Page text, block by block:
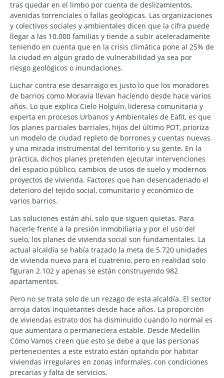
tras quedar en el limbo por cuenta de deslizamientos,
avenidas torrenciales o fallas geológicas. Las organizaciones
y colectivos sociales y ambientales dicen que la cifra puede
llegar a las 10.000 familias y tiende a subir aceleradamente
teniendo en cuenta que en la crisis climática pone al 25% de
la ciudad en algún grado de vulnerabilidad ya sea por
riesgo geológicos o inundaciones.
Luchar contra ese desarraigo es justo lo que los moradores
de barrios como Moravia llevan haciendo desde hace varios
años. Lo que explica Cielo Holguín, lideresa comunitaria y
experta en procesos Urbanos y Ambientales de Eafit, es que
los planes parciales barriales, hijos del último POT, prioriza
un modelo de ciudad repleto de borrones y cuentas nuevas
y una mirada instrumental del territorio y su gente. En la
práctica, dichos planes pretenden ejecutar intervenciones
del espacio público, cambios de usos de suelo y modernos
proyectos de vivienda. Factores que han desencadenado el
deterioro del tejido social, comunitario y económico de
varios barrios.
Las soluciones están ahí, solo que siguen quietas. Para
hacerle frente a la presión inmobiliaria y por el uso del
suelo, los planes de vivienda social son fundamentales. La
actual alcaldía se había trazado la meta de 5.720 unidades
de vivienda nueva para el cuatrenio, pero en realidad solo
figuran 2.102 y apenas se están construyendo 982
apartamentos.
Pero no se trata solo de un rezago de esta alcaldía. El sector
arroja datos inquietantes desde hace años. La proporción
de viviendas estrato dos ha disminuido cuando lo normal es
que aumentara o permaneciera estable. Desde Medellín
Cómo Vamos creen que esto se debe a que las personas
pertenecientes a este estrato están optando por habitar
viviendas irregulares en zonas informales, con condiciones
precarias y falta de servicios.